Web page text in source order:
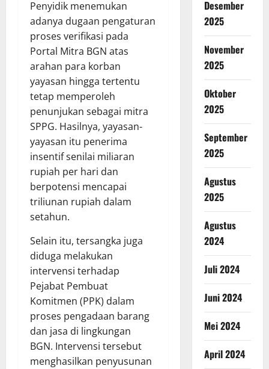
Penyidik ​​menemukan
adanya dugaan pengaturan
proses verifikasi pada
Portal Mitra BGN atas
arahan para korban
yayasan hingga tertentu
tetap memperoleh
penunjukan sebagai mitra
SPPG. Hasilnya, yayasan-
yayasan itu penerima
insentif senilai miliaran
rupiah per hari dan
berpotensi mencapai
triliunan rupiah dalam
setahun.
Selain itu, tersangka juga
diduga melakukan
intervensi terhadap
Pejabat Pembuat
Komitmen (PPK) dalam
proses pengadaan barang
dan jasa di lingkungan
BGN. Intervensi tersebut
menghasilkan penyusunan
Desember
2025
November
2025
Oktober
2025
September
2025
Agustus
2025
Agustus
2024
Juli 2024
Juni 2024
Mei 2024
April 2024